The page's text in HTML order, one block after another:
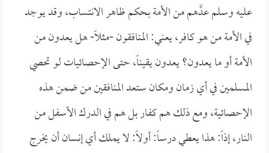
عليه وسلم عدَّهم من الأمة بحكم ظاهر الانتساب، وقد يوجد
في الأمة من هو كافر، يعني: المنافقون -مثلاً- هل يعدون من
الأمة أو ما يعدون؟ يعدون يقيناً، حتى الإحصائيات لو تحصي
المسلمين في أي زمان ومكان ستعد المنافقين من ضمن هذه
الإحصائية، ومع ذلك هم كفار بل هم في الدرك الأسفل من
النار، إذاً: هذا يعطي درساً: أولاً: لا يملك أي إنسان أن يخرج